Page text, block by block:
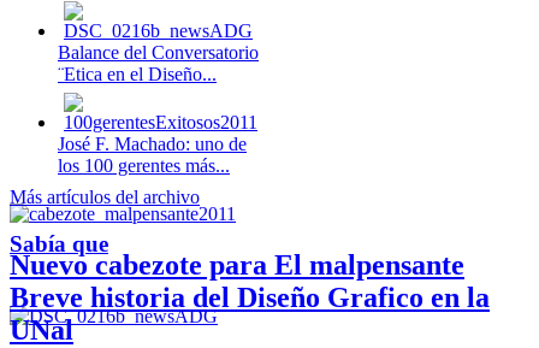
Balance del Conversatorio
¨Etica en el Diseño...
José F. Machado: uno de
los 100 gerentes más...
Nuevo cabezote para El malpensante
Más artículos del archivo
Sabía que
Breve historia del Diseño Grafico en la
UNal